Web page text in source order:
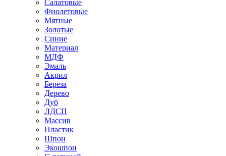
Салатовые
Фиолетовые
Мятные
Золотые
Синие
Материал
МДФ
Эмаль
Акрил
Береза
Дерево
Дуб
ЛДСП
Массив
Пластик
Шпон
Экошпон